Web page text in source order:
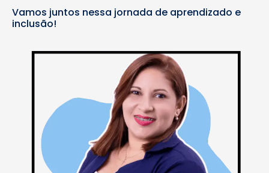
Vamos juntos nessa jornada de aprendizado e
inclusão!